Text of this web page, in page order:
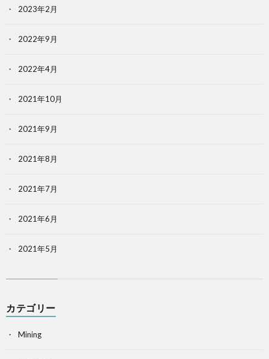
2023年2月
2022年9月
2022年4月
2021年10月
2021年9月
2021年8月
2021年7月
2021年6月
2021年5月
カテゴリー
Mining